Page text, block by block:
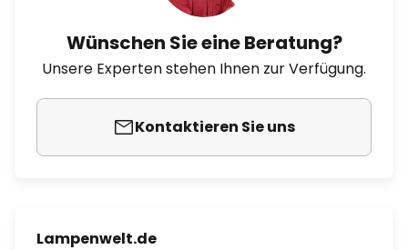
Wünschen Sie eine Beratung?
Unsere Experten stehen Ihnen zur Verfügung.
Kontaktieren Sie uns
Lampenwelt.de